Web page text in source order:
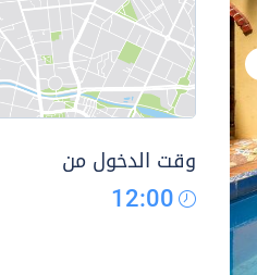
وقت الدخول من
12:00